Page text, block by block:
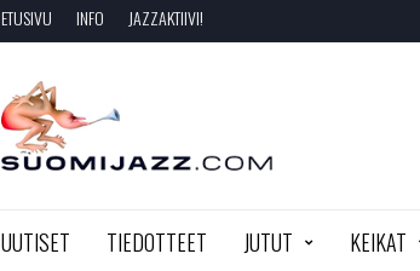
ETUSIVU INFO JAZZAKTIIVI!
SuomiJazz.com
UUTISET TIEDOTTEET JUTUT KEIKAT